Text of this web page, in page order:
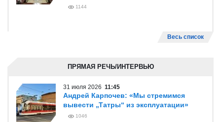
1144
Весь список
ПРЯМАЯ РЕЧЬ/ИНТЕРВЬЮ
31 июля 2026 11:45
Андрей Карпочев: «Мы стремимся
вывести „Татры“ из эксплуатации»
1046